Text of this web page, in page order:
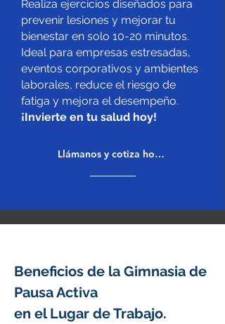
Realiza ejercicios diseñados para
prevenir lesiones y mejorar tu
bienestar en solo 10-20 minutos.
Ideal para empresas estresadas,
eventos corporativos y ambientes
laborales, reduce el riesgo de
fatiga y mejora el desempeño.
¡Invierte en tu salud hoy!
Llámanos y cotiza hoy mismo +569
Beneficios de la Gimnasia de
Pausa Activa
en el Lugar de Trabajo.